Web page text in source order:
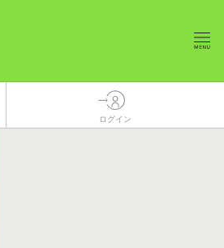
ログイン